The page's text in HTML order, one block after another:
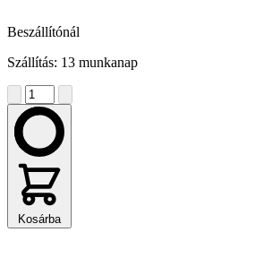
Beszállítónál
Szállítás: 13 munkanap
Kosárba